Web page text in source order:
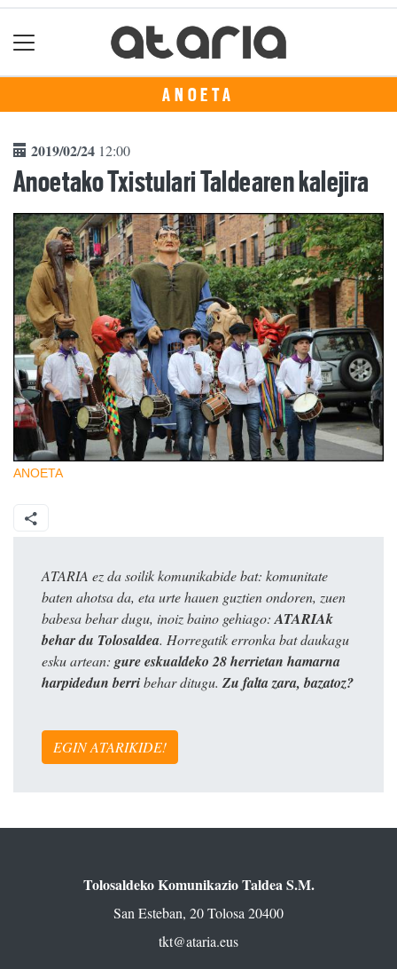
ANOETA
2019/02/24 12:00
Anoetako Txistulari Taldearen kalejira
ANOETA
ATARIA ez da soilik komunikabide bat: komunitate
baten ahotsa da, eta urte hauen guztien ondoren, zuen
babesa behar dugu, inoiz baino gehiago: ATARIAk
behar du Tolosaldea. Horregatik erronka bat daukagu
esku artean: gure eskualdeko 28 herrietan hamarna
harpidedun berribehar ditugu. Zu falta zara, bazatoz?
EGIN ATARIKIDE!
Tolosaldeko Komunikazio Taldea S.M.
San Esteban, 20 Tolosa 20400
tkt@ataria.eus